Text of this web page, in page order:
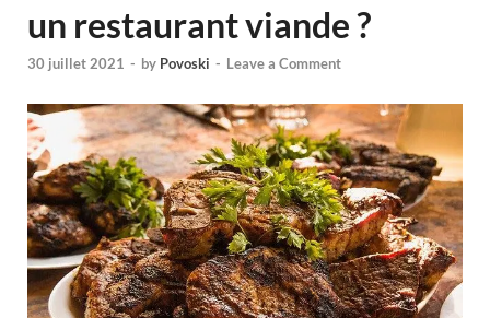
un restaurant viande ?
30 juillet 2021 - by Povoski - Leave a Comment